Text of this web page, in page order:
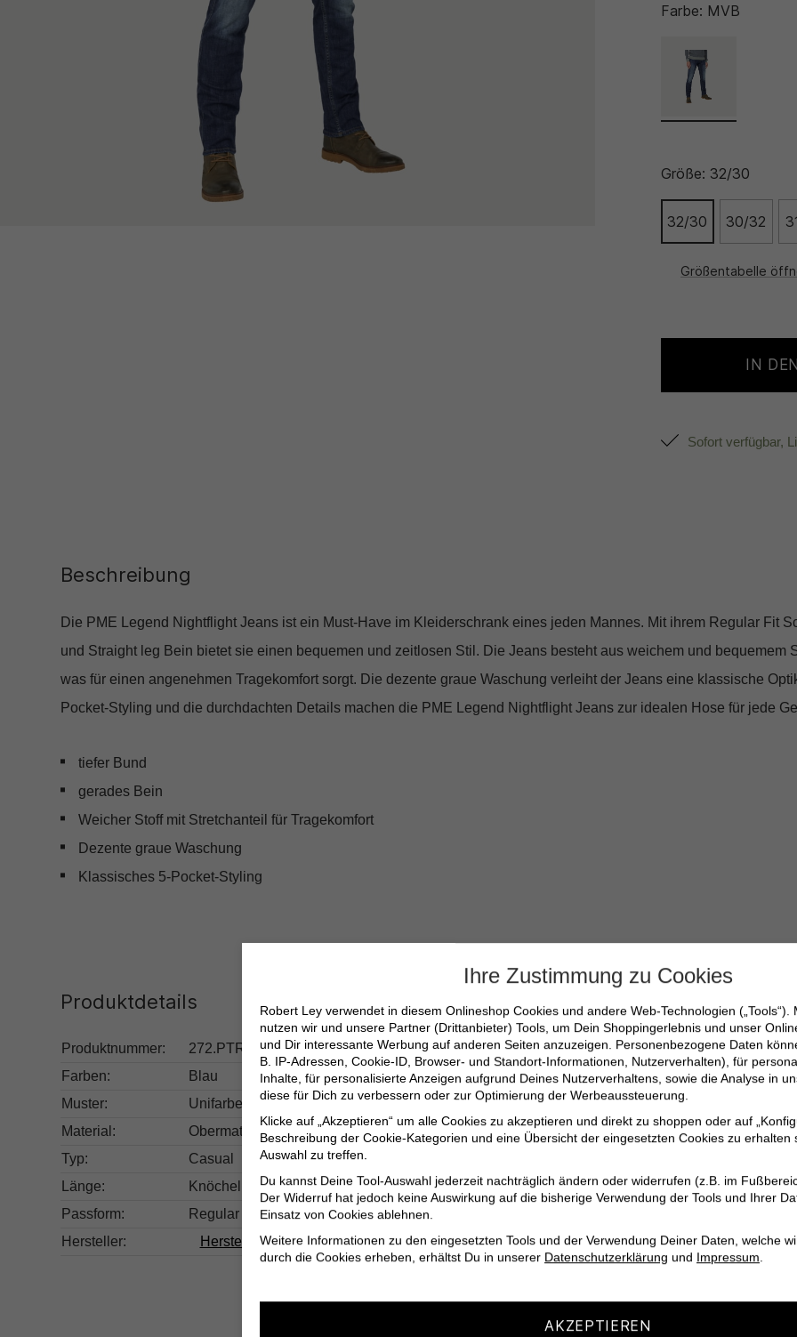
Farbe: MVB
Größe: 32/30
32/30 30/32
Größentabelle
IN
Sofort verfügbar,
Beschreibung
Die PME Legend Nightflight Jeans ist ein Must-Have im Kleiderschrank eines jeden Mannes. Mit ihrem Regular Fit
und Straight leg Bein bietet sie einen bequemen und zeitlosen Stil. Die Jeans besteht aus weichem und bequemem
was für einen angenehmen Tragekomfort sorgt. Die dezente graue Waschung verleiht der Jeans eine klassische
Pocket-Styling und die durchdachten Details machen die PME Legend Nightflight Jeans zur idealen Hose für jede
tiefer Bund
gerades Bein
Weicher Stoff mit Stretchanteil für Tragekomfort
Dezente graue Waschung
Klassisches 5-Pocket-Styling
Produktdetails
Produktnummer:
272.PTR120-MVB-MVB-32/30
Farben:
Blau
Muster:
Unifarben
Material:
Obermaterial: 93% Baumwolle, 6% Polyester, 1% Elasthan
Typ:
Casual
Länge:
Knöchellang
Passform:
Regular Fit
Hersteller:
Herstellerinformationen
Ihre Zustimmung zu Cookies
Robert Ley verwendet in diesem Onlineshop Cookies und andere Web-Technologien („Tools“).
nutzen wir und unsere Partner (Drittanbieter) Tools, um Dein Shoppingerlebnis und unser
und Dir interessante Werbung auf anderen Seiten anzuzeigen. Personenbezogene Daten
B. IP-Adressen, Cookie-ID, Browser- und Standort-Informationen, Nutzerverhalten), für
Inhalte, für personalisierte Anzeigen aufgrund Deines Nutzerverhaltens, sowie die Analyse in
diese für Dich zu verbessern oder zur Optimierung der Werbeaussteuerung.
Klicke auf „Akzeptieren“ um alle Cookies zu akzeptieren und direkt zu shoppen oder auf
Beschreibung der Cookie-Kategorien und eine Übersicht der eingesetzten Cookies zu erhalten
Auswahl zu treffen.
Du kannst Deine Tool-Auswahl jederzeit nachträglich ändern oder widerrufen (z.B. im
Der Widerruf hat jedoch keine Auswirkung auf die bisherige Verwendung der Tools und Ihrer
Einsatz von Cookies ablehnen.
Weitere Informationen zu den eingesetzten Tools und der Verwendung Deiner Daten, welche
durch die Cookies erheben, erhältst Du in unserer Datenschutzerklärung und Impressum
AKZEPTIEREN